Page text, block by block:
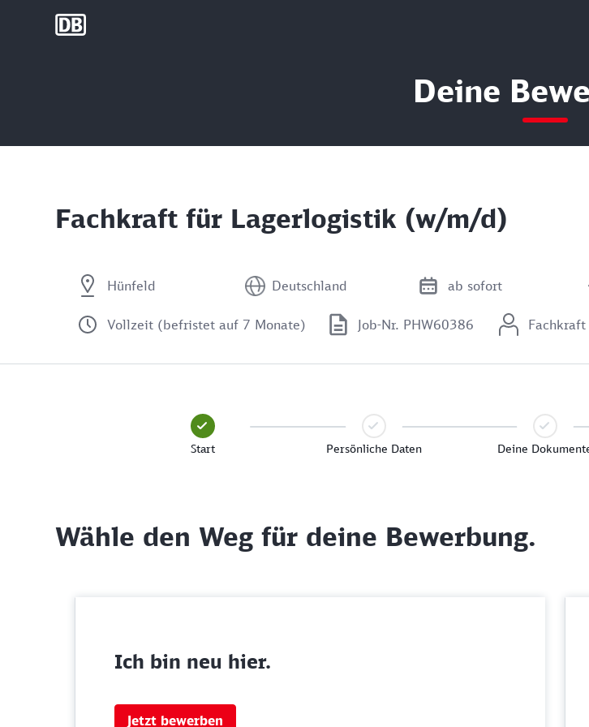
DB Group
Deine
Fachkraft für Lagerlogistik (w/m/d)
Hünfeld Deutschland ab sofort
Vollzeit (befristet auf 7 Monate) Job-Nr. PHW60386 Fachkraft
Start Persönliche Daten Deine
Wähle den Weg für deine Bewerbung.
Ich bin neu hier.
Jetzt bewerben